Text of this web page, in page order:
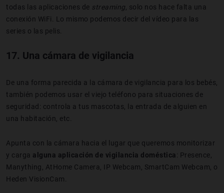
todas las aplicaciones de streaming, solo nos hace falta una
conexión WiFi. Lo mismo podemos decir del vídeo para las
series o las pelis.
17. Una cámara de vigilancia
De una forma parecida a la cámara de vigilancia para los bebés,
también podemos usar el viejo teléfono para situaciones de
seguridad: controla a tus mascotas, la entrada de alguien en
una habitación, etc.
Apunta con la cámara hacia el lugar que queremos monitorizar
y carga alguna aplicación de vigilancia doméstica: Presence,
Manything, AtHome Camera, IP Webcam, SmartCam Webcam, o
Heden VisionCam.